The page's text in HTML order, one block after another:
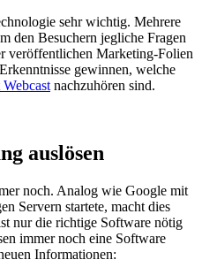
sehr wichtig. Mehrere
den Besuchern jegliche Fragen
veröffentlichen Marketing-Folien
gewinnen, welche
nachzuhören sind.
auslösen
noch. Analog wie Google mit
Servern startete, macht dies
nur die richtige Software nötig
immer noch eine Software
Informationen: